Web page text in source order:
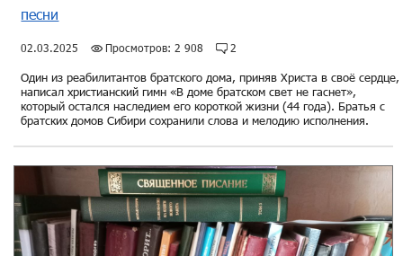
песни
02.03.2025 Просмотров: 2 908 2
Один из реабилитантов братского дома, приняв Христа в своё сердце,
написал христианский гимн «В доме братском свет не гаснет»,
который остался наследием его короткой жизни (44 года). Братья с
братских домов Сибири сохранили слова и мелодию исполнения.